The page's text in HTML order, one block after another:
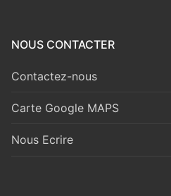
NOUS CONTACTER
Contactez-nous
Carte Google MAPS
Nous Ecrire